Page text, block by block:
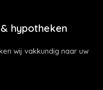
hypotheken
wij vakkundig naar uw